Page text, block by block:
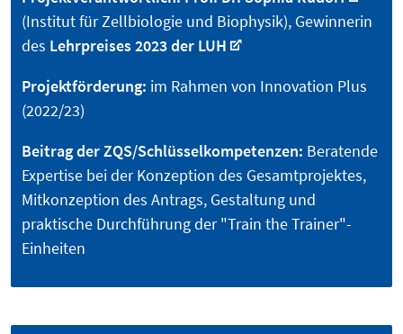
(Institut für Zellbiologie und Biophysik), Gewinnerin
des Lehrpreises 2023 der LUH
Projektförderung: im Rahmen von Innovation Plus
(2022/23)
Beitrag der ZQS/Schlüsselkompetenzen: Beratende
Expertise bei der Konzeption des Gesamtprojektes,
Mitkonzeption des Antrags, Gestaltung und
praktische Durchführung der "Train the Trainer"-
Einheiten